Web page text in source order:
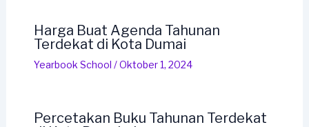
Harga Buat Agenda Tahunan
Terdekat di Kota Dumai
Yearbook School /Oktober 1, 2024
Percetakan Buku Tahunan Terdekat